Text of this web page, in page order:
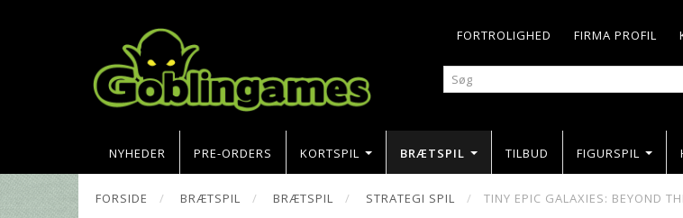
FIRMA PROFIL
FORTROLIGHED
NYHEDER PRE-ORDERS KORTSPIL BRÆTSPIL TILBUD FIGURSPIL
FORSIDE BRÆTSPIL BRÆTSPIL STRATEGI SPIL TINY EPIC GALAXIES: BEYOND